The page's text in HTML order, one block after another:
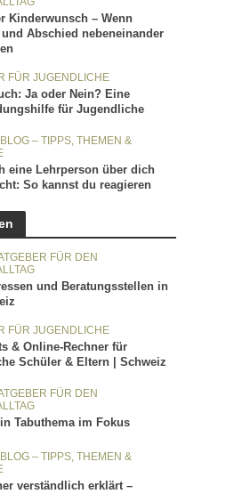
Kinderwunsch – Wenn
Abschied nebeneinander
FÜR JUGENDLICHE
Ja oder Nein? Eine
für Jugendliche
– TIPPS, THEMEN &
eine Lehrperson über dich
So kannst du reagieren
FÜR DEN
und Beratungsstellen in
FÜR JUGENDLICHE
& Online-Rechner für
Schüler & Eltern | Schweiz
FÜR DEN
Tabuthema im Fokus
– TIPPS, THEMEN &
verständlich erklärt –